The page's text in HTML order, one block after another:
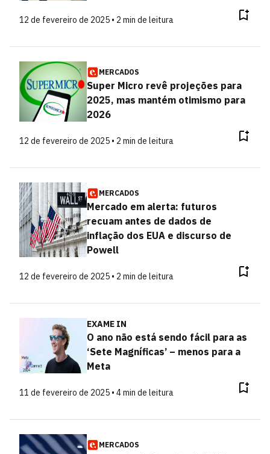
12 de fevereiro de 2025 • 2 min de leitura
MERCADOS
Super Micro revê projeções para
2025, mas mantém otimismo para
2026
12 de fevereiro de 2025 • 2 min de leitura
MERCADOS
Mercado em alerta: futuros
recuam antes de dados de
inflação dos EUA e discurso de
Powell
12 de fevereiro de 2025 • 2 min de leitura
EXAME IN
O ano não está sendo fácil para as
‘Sete Magníficas’ – menos para a
Meta
11 de fevereiro de 2025 • 4 min de leitura
MERCADOS